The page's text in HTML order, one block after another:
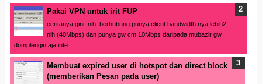
Pakai VPN untuk irit FUP
ceritanya gini..nih..berhubung punya client bandwidth nya lebih2
nih (40Mbps) dan punya gw cm 10Mbps daripada mubazir gw
domplengin aja inte...
Membuat expired user di hotspot dan direct block
(memberikan Pesan pada user)